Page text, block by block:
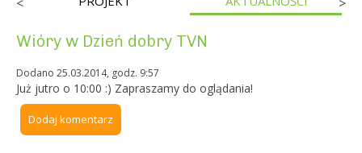
Wióry w Dzień dobry TVN
Dodano 25.03.2014, godz. 9:57
Już jutro o 10:00 :) Zapraszamy do oglądania!
Dodaj komentarz